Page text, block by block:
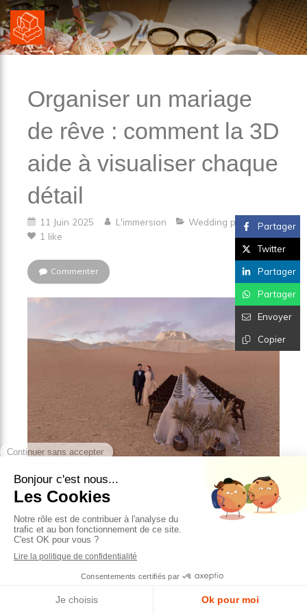
Organiser un mariage
de rêve : comment la 3D
aide à visualiser chaque
détail
11 Juin 2025 L'immersion
Wedding planner
1 like
Commenter
Découvrez nos réalisations
Organiser un mariage, c’est jongler entre émotions,
budget, contraintes logistiques… et mille idées. Pour
les futurs mariés, chaque détail compte : la
disposition des tables, la lumière au coucher du soleil,
la décoration florale, l’ambiance générale. Mais
comment s’assurer que tout sera parfait sans
Partager
Twitter
Partager
Partager
Envoyer
Copier